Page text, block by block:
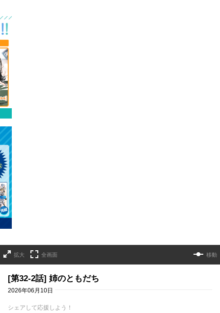
拡大 全画面 移動
[第32-2話] 姉のともだち
2026年06月10日
シェアして応援しよう！